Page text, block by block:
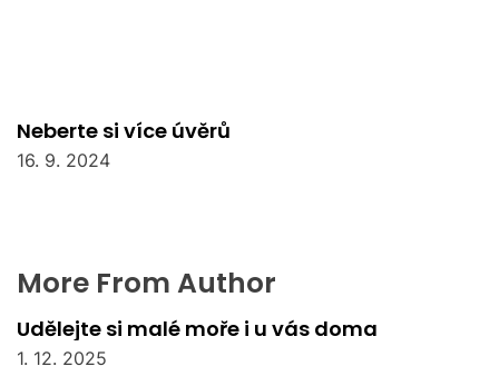
Neberte si více úvěrů
16. 9. 2024
More From Author
Udělejte si malé moře i u vás doma
1. 12. 2025